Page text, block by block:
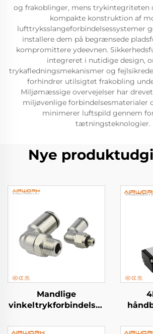
og frakoblinger, mens trykintegriteten
kompakte konstruktion af
lufttryksslangeforbindelsessystemer
installere dem på begrænsede
kompromittere ydeevnen.
integreret i nutidige design,
trykafledningsmekanismer og
forhindrer utilsigtet frakobling
Miljømæssige overvejelser har
miljøvenlige forbindelsesmaterialer
minimerer luftspild gennem
tætningsteknologier.
Nye
Mandlige
vinkeltrykforbindelser
nikkelpladeret